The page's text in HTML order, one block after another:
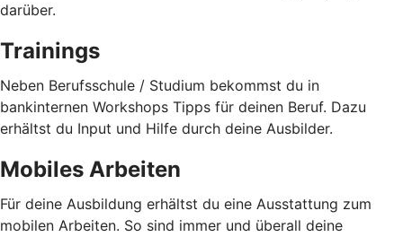
darüber.
Trainings
Neben Berufsschule / Studium bekommst du in
bankinternen Workshops Tipps für deinen Beruf. Dazu
erhältst du Input und Hilfe durch deine Ausbilder.
Mobiles Arbeiten
Für deine Ausbildung erhältst du eine Ausstattung zum
mobilen Arbeiten. So sind immer und überall deine